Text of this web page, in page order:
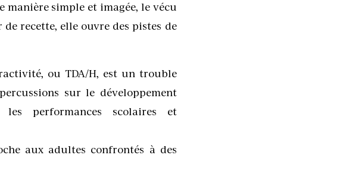
manière simple et imagée, le vécu
recette, elle ouvre des pistes de
ou TDA/H, est un trouble
sur le développement
performances scolaires et
aux adultes confrontés à des